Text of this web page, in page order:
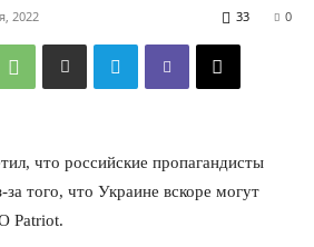
2022 0
33
что российские пропагандисты
за того, что Украине вскоре могут
Patriot.